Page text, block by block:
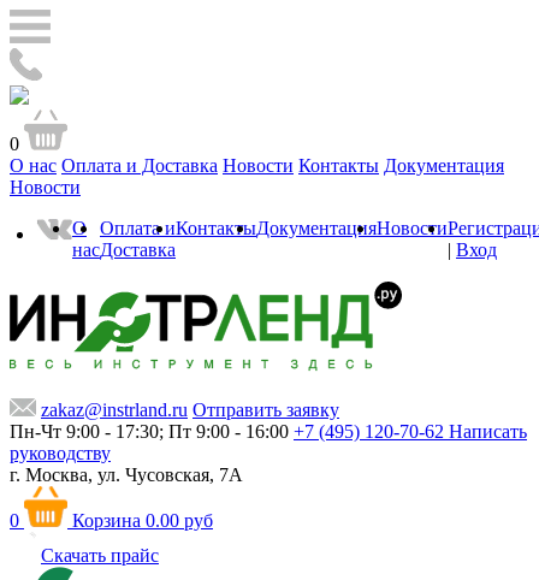
0
О нас Оплата и Доставка Новости Контакты Документация
Новости
О
нас
Оплата и
Доставка
КонтактыДокументацияНовости
| Вход
zakaz@instrland.ru Отправить заявку
Пн-Чт 9:00 - 17:30; Пт 9:00 - 16:00 +7 (495) 120-70-62 Написать
руководству
г. Москва, ул. Чусовская, 7А
0 Корзина 0.00 руб
Скачать прайс